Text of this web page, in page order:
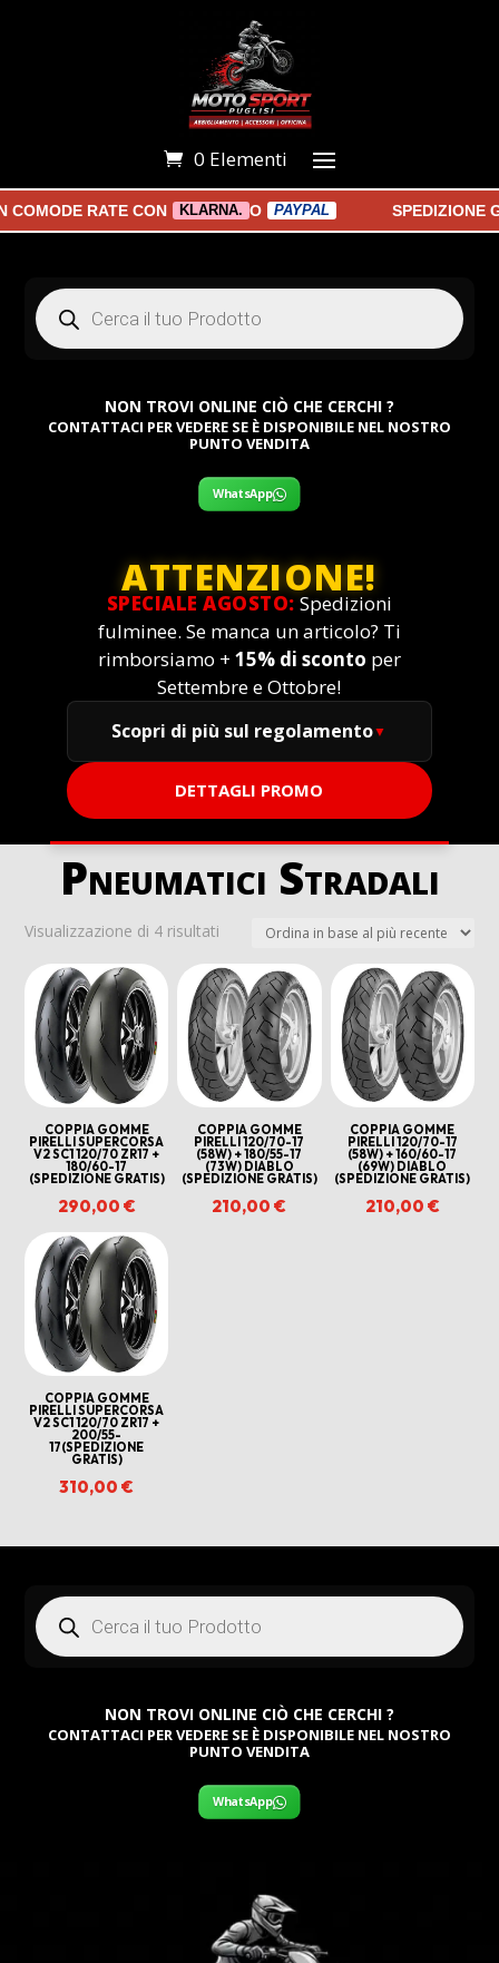
0 Elementi
RATE CON KLARNA. O PAYPAL SPEDIZIONE
Products
search
NON TROVI ONLINE CIÒ CHE CERCHI ?
CONTATTACI PER VEDERE SE È DISPONIBILE NEL NOSTRO
PUNTO VENDITA
WhatsApp
ATTENZIONE!
SPECIALE AGOSTO: Spedizioni
fulminee. Se manca un articolo? Ti
rimborsiamo + 15% di sconto per
Settembre e Ottobre!
Scopri di più sul regolamento
DETTAGLI PROMO
Pneumatici Stradali
Visualizzazione di 4 risultati Ordina
base
al
più
recente
COPPIA GOMME
PIRELLI SUPERCORSA
V2 SC1 120/70 ZR17 +
180/60-17
(SPEDIZIONE GRATIS)
290,00 €
COPPIA GOMME
PIRELLI 120/70-17
(58W) + 180/55-17
(73W) DIABLO
(SPEDIZIONE GRATIS)
210,00€
COPPIA GOMME
PIRELLI 120/70-17
(58W) + 160/60-17
(69W) DIABLO
(SPEDIZIONE GRATIS)
210,00 €
COPPIA GOMME
PIRELLI SUPERCORSA
V2 SC1 120/70 ZR17 +
200/55-
17(SPEDIZIONE
GRATIS)
310,00€
Products
search
NON TROVI ONLINE CIÒ CHE CERCHI ?
CONTATTACI PER VEDERE SE È DISPONIBILE NEL NOSTRO
PUNTO VENDITA
WhatsApp